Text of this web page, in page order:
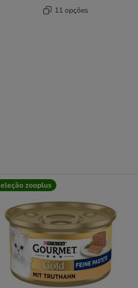
11 opções
zooplus